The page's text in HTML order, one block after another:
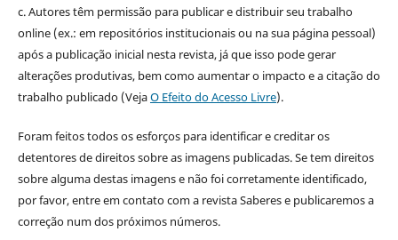
c. Autores têm permissão para publicar e distribuir seu trabalho
online (ex.: em repositórios institucionais ou na sua página pessoal)
após a publicação inicial nesta revista, já que isso pode gerar
alterações produtivas, bem como aumentar o impacto e a citação do
trabalho publicado (VejaO Efeito do Acesso Livre).
Foram feitos todos os esforços para identificar e creditar os
detentores de direitos sobre as imagens publicadas. Se tem direitos
sobre alguma destas imagens e não foi corretamente identificado,
por favor, entre em contato com a revista Saberes e publicaremos a
correção num dos próximos números.